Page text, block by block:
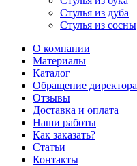
Стулья из дуба
Стулья из сосны
О компании
Материалы
Каталог
Обращение директора
Отзывы
Доставка и оплата
Наши работы
Как заказать?
Статьи
Контакты